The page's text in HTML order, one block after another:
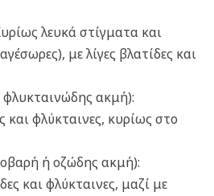
λευκά στίγματα και
με λίγες βλατίδες και
ακμή):
και φλύκταινες, κυρίως στο
ή οζώδης ακμή):
και φλύκταινες, μαζί με